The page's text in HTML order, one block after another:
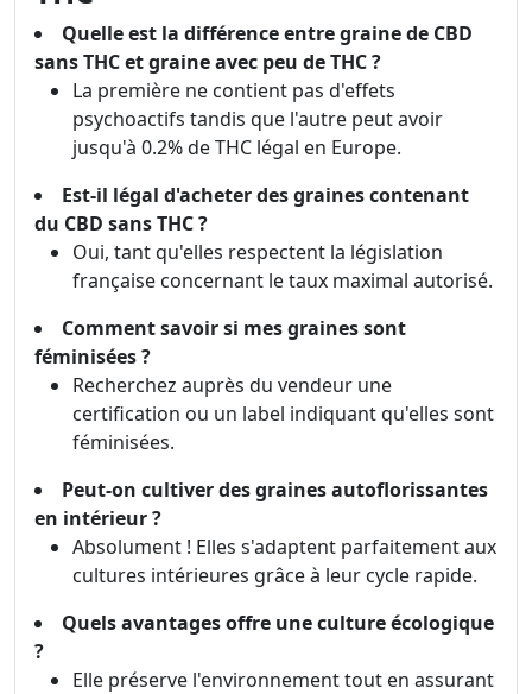
Quelle est la différence entre graine de CBD
sans THC et graine avec peu de THC ?
La première ne contient pas d'effets
psychoactifs tandis que l'autre peut avoir
jusqu'à 0.2% de THC légal en Europe.
Est-il légal d'acheter des graines contenant
du CBD sans THC ?
Oui, tant qu'elles respectent la législation
française concernant le taux maximal autorisé.
Comment savoir si mes graines sont
féminisées ?
Recherchez auprès du vendeur une
certification ou un label indiquant qu'elles sont
féminisées.
Peut-on cultiver des graines autoflorissantes
en intérieur ?
Absolument ! Elles s'adaptent parfaitement aux
cultures intérieures grâce à leur cycle rapide.
Quels avantages offre une culture écologique
?
Elle préserve l'environnement tout en assurant